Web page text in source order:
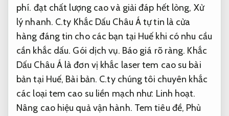
phí. đạt chất lượng cao và giải đáp hết lòng, Xử
lý nhanh. C.ty Khắc Dấu Châu Á tự tin là cửa
hàng đáng tin cho các bạn tại Huế khi có nhu cầu
cần khắc dấu. Gói dịch vụ. Báo giá rõ ràng. Khắc
Dấu Châu Á là đơn vị khắc laser tem cao su bài
bản tại Huế, Bài bản. C.ty chúng tôi chuyên khắc
các loại tem cao su liền mạch như: Linh hoạt.
Nâng cao hiệu quả vận hành. Tem tiêu đề, Phù